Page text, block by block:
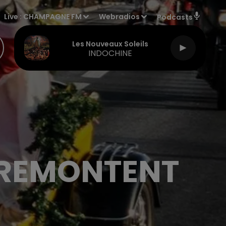
Live : CHAMPAGNE FM Webradios Podcasts
Les Nouveaux Soleils
INDOCHINE